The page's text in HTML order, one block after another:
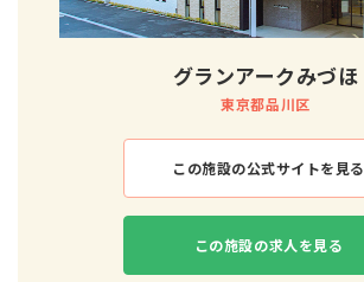
グランアークみづほ
東京都品川区
この施設の公式サイトを見る
この施設の求人を見る